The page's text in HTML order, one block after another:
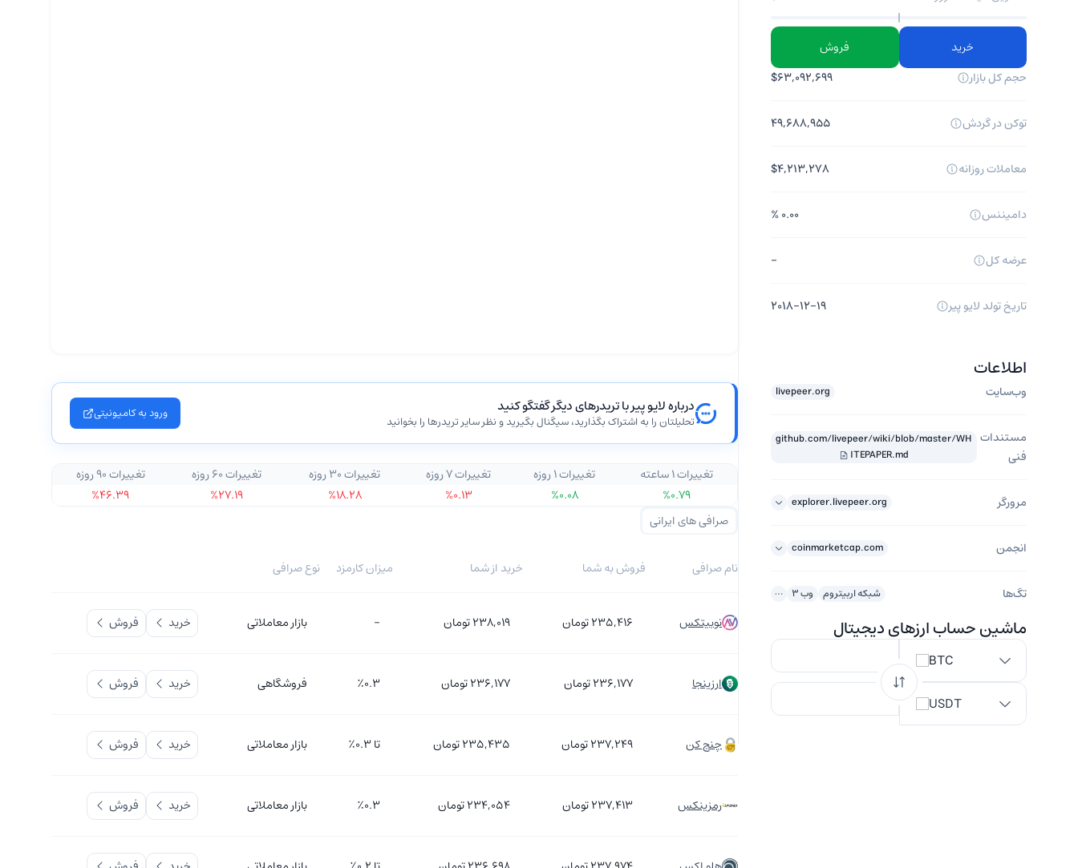
خرید
فروش
حجم کل بازار
$۶۳,۰۹۲,۶۹۹
توکن در گردش ۴۹,۶۸۸,۹۵۵
معاملات روزانه $۴,۲۱۳,۲۷۸
دامیننس ۰.۰۰ %
عرضه کل -
تاریخ تولد لایو پیر ۲۰۱۸-۱۲-۱۹
اطلاعات
وب‌سایت livepeer.org
مستندات
فنی
github.com/livepeer/wiki/blob/master/WH
ITEPAPER.md
مرورگر explorer.livepeer.org
انجمن coinmarketcap.com
تگ‌ها شبکه اربیتروم وب 3
ماشین حساب ارزهای دیجیتال
BTC
USDT
درباره لایو پیر با تریدرهای دیگر گفتگو کنید
تحلیلتان را به اشتراک بگذارید، سیگنال بگیرید و نظر سایر تریدرها را بخوانید ورود به کامیونیتی
تغییرات ۱ ساعته تغییرات ۱ روزه تغییرات ۷ روزه تغییرات ۳۰ روزه تغییرات ۶۰ روزه
تغییرات ۹۰ روزه
%۰.۷۹
%۰.۰۸ %۰.۱۳ %۱۸.۲۸ %۲۷.۱۹
%۴۶.۳۹
صرافی های ایرانی
نام صرافی فروش به شما خرید از شما میزان کارمزد نوع صرافی
نوبیتکس ۲۳۵,۴۱۶تومان ۲۳۸,۰۱۹تومان - بازار معاملاتی خرید فروش
ارزینجا ۲۳۶,۱۷۷تومان ۲۳۶,۱۷۷تومان ٪۰.۳ فروشگاهی خرید فروش
چنج کن ۲۳۷,۲۴۹تومان ۲۳۵,۴۳۵تومان تا ۰.۳٪ بازار معاملاتی خرید فروش
رمزینکس ۲۳۷,۴۱۳تومان ۲۳۴,۰۵۴تومان ٪۰.۳ بازار معاملاتی خرید فروش